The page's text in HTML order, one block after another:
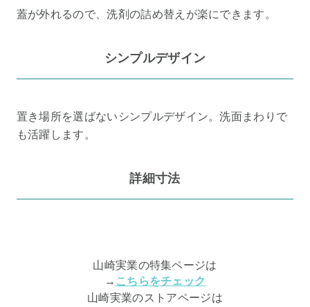
蓋が外れるので、洗剤の詰め替えが楽にできます。
シンプルデザイン
置き場所を選ばないシンプルデザイン。洗面まわりで
も活躍します。
詳細寸法
山崎実業の特集ページは
→ こちらをチェック
山崎実業のストアページは